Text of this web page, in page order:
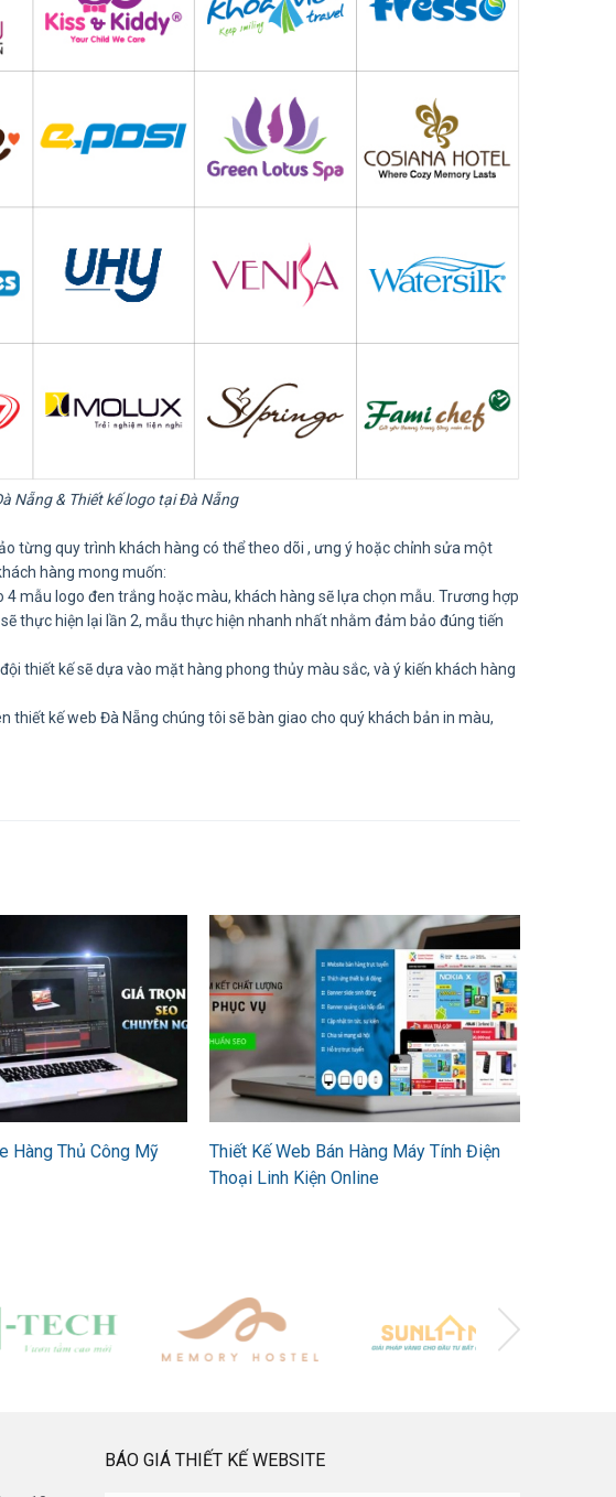
Nẵng & Thiết kế logo tại Đà Nẵng
từng quy trình khách hàng có thể theo dõi , ưng ý hoặc chỉnh sửa một
hàng mong muốn:
4 mẫu logo đen trắng hoặc màu, khách hàng sẽ lựa chọn mẫu. Trương hợp
thực hiện lại lần 2, mẫu thực hiện nhanh nhất nhằm đảm bảo đúng tiến
thiết kế sẽ dựa vào mặt hàng phong thủy màu sắc, và ý kiến khách hàng
thiết kế web Đà Nẵng chúng tôi sẽ bàn giao cho quý khách bản in màu,
Hàng Thủ Công Mỹ
Thiết Kế Web Bán Hàng Máy Tính Điện
Thoại Linh Kiện Online
BÁO GIÁ THIẾT KẾ WEBSITE